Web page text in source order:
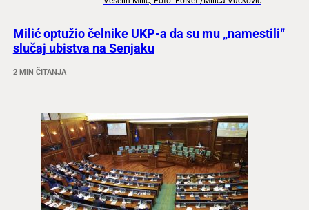
Milić optužio čelnike UKP-a da su mu „namestili“
slučaj ubistva na Senjaku
2 MIN ČITANJA